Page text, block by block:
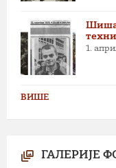
1.
ВИШЕ
ГАЛЕРИЈЕ